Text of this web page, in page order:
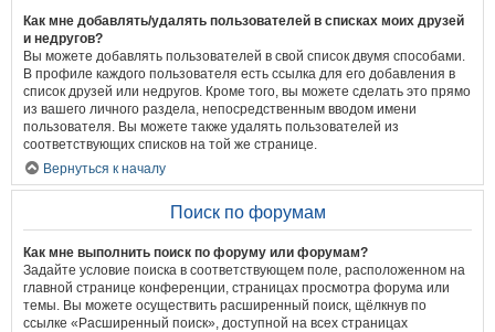
Как мне добавлять/удалять пользователей в списках моих друзей
и недругов?
Вы можете добавлять пользователей в свой список двумя способами.
В профиле каждого пользователя есть ссылка для его добавления в
список друзей или недругов. Кроме того, вы можете сделать это прямо
из вашего личного раздела, непосредственным вводом имени
пользователя. Вы можете также удалять пользователей из
соответствующих списков на той же странице.
Вернуться к началу
Поиск по форумам
Как мне выполнить поиск по форуму или форумам?
Задайте условие поиска в соответствующем поле, расположенном на
главной странице конференции, страницах просмотра форума или
темы. Вы можете осуществить расширенный поиск, щёлкнув по
ссылке «Расширенный поиск», доступной на всех страницах